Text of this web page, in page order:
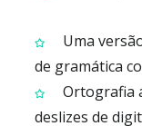
Uma
de gramática
Ortografia
deslizes de